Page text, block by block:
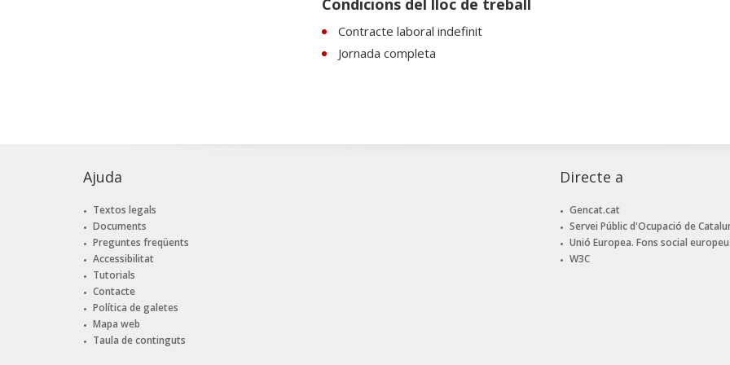
Condicions del lloc de treball
Contracte laboral indefinit
Jornada completa
Ajuda
Textos legals
Documents
Preguntes freqüents
Accessibilitat
Tutorials
Contacte
Política de galetes
Mapa web
Taula de continguts
Directe a
Gencat.cat
Servei Públic d'Ocupació de
Unió Europea. Fons social europeu.
W3C